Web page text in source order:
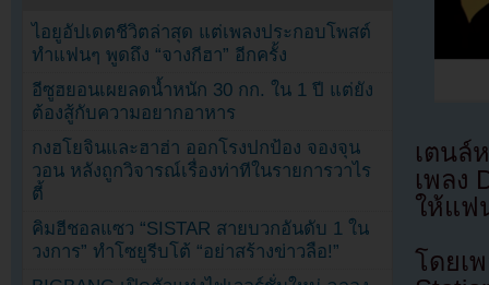
เตน
เพลง
ให้แฟ
โดยเ
ไอยูอัปเดตชีวิตล่าสุด แต่เพลงประกอบโพสต์
ทำแฟนๆ พูดถึง “จางกีฮา” อีกครั้ง
อีซูฮยอนเผยลดน้ำหนัก 30 กก. ใน 1 ปี แต่ยัง
ต้องสู้กับความอยากอาหาร
กงฮโยจินและฮาฮ่า ออกโรงปกป้อง จองจุน
วอน หลังถูกวิจารณ์เรื่องท่าทีในรายการวาไร
ตี้
คิมฮีชอลแซว “SISTAR สายบวกอันดับ 1 ใน
วงการ” ทำโซยูรีบโต้ “อย่าสร้างข่าวลือ!”